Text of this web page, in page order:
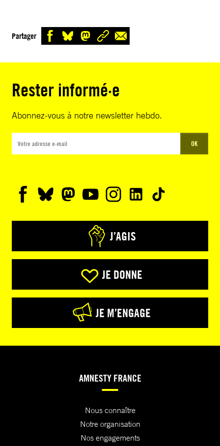
Partager
Rester informé·e
Abonnez-vous à notre newsletter hebdo.
OK
J’AGIS
JE DONNE
JE M’ENGAGE
AMNESTY FRANCE
Nous connaître
Notre organisation
Nos engagements